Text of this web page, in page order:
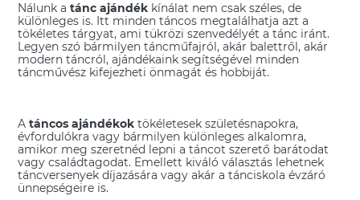
Nálunk atánc ajándék kínálat nem csak széles, de
különleges is. Itt minden táncos megtalálhatja azt a
tökéletes tárgyat, ami tükrözi szenvedélyét a tánc iránt.
Legyen szó bármilyen táncműfajról, akár balettről, akár
modern táncról, ajándékaink segítségével minden
táncművész kifejezheti önmagát és hobbiját.
Atáncos ajándékok tökéletesek születésnapokra,
évfordulókra vagy bármilyen különleges alkalomra,
amikor meg szeretnéd lepni a táncot szerető barátodat
vagy családtagodat. Emellett kiváló választás lehetnek
táncversenyek díjazására vagy akár a tánciskola évzáró
ünnepségeire is.